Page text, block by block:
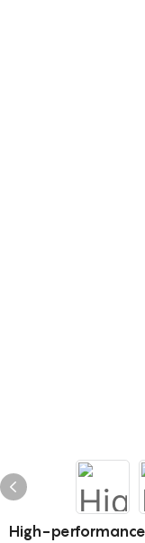
High-